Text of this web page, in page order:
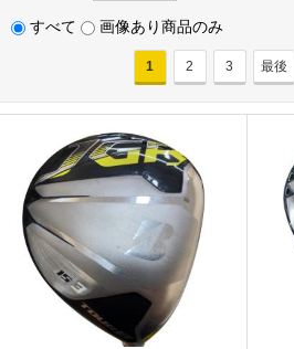
すべて 画像あり商品のみ
1 2 3 最後